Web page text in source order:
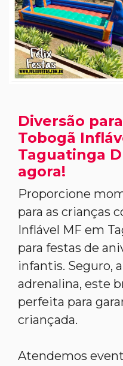
Diversão
Tobogã
Taguatinga
agora!
Proporcione
para as crianças
Inflável MF em
para festas de
infantis. Seguro,
adrenalina, este
perfeita para
criançada.
Atendemos